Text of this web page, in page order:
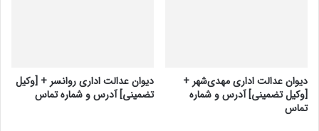
دیوان عدالت اداری مهدی‌شهر +
[وکیل تضمینی] آدرس و شماره
تماس
دیوان عدالت اداری روانسر + [وکیل
تضمینی] آدرس و شماره تماس